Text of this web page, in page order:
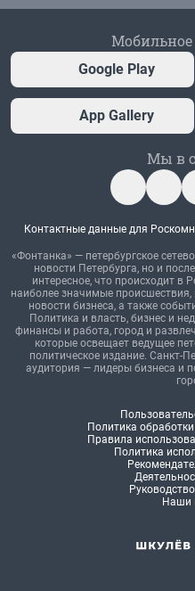
Google Play
App Gallery
Мы в
Контактные данные для
«Фонтанка» — петербургское
новости Петербурга, но и
интересное, что происходит в
наиболее значимые происшествия,
новости бизнеса, а также
Политика и власть, бизнес и
финансы и работа, город и
которые освещает ведущее
политическое издание. Санкт-
аудитория — лидеры бизнеса и
Политика
Правила
Политика
Наши